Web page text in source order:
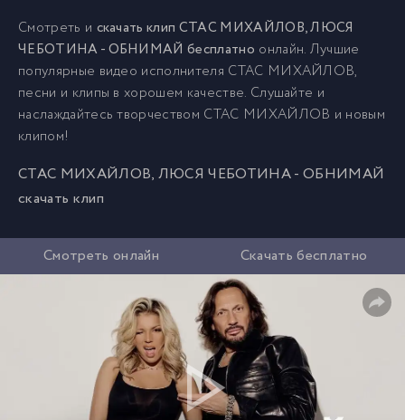
Смотреть и скачать клип СТАС МИХАЙЛОВ, ЛЮСЯ
ЧЕБОТИНА - ОБНИМАЙ бесплатно онлайн. Лучшие
популярные видео исполнителя СТАС МИХАЙЛОВ,
песни и клипы в хорошем качестве. Слушайте и
наслаждайтесь творчеством СТАС МИХАЙЛОВ и новым
клипом!
СТАС МИХАЙЛОВ, ЛЮСЯ ЧЕБОТИНА - ОБНИМАЙ
скачать клип
Смотреть онлайн Скачать бесплатно